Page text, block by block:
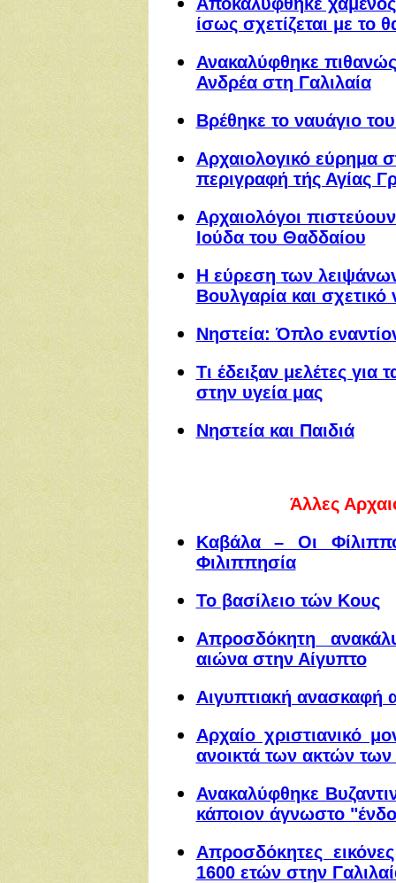
ίσως σχετίζεται με το
Ανακαλύφθηκε
Ανδρέα στη Γαλιλαία
Βρέθηκε το ναυάγιο
Αρχαιολογικό εύρημα
περιγραφή τής Αγίας
Aρχαιολόγοι
Ιούδα του Θαδδαίου
Η εύρεση των
Βουλγαρία και σχετικό
Νηστεία: Όπλο
Τι έδειξαν μελέτες για
στην υγεία μας
Νηστεία και Παιδιά
Άλλες
Καβάλα – Οι
Φιλιππησία
Το βασίλειο τών Κους
Απροσδόκητη
αιώνα στην Αίγυπτο
Αιγυπτιακή ανασκαφή
Αρχαίο χριστιανικό
ανοικτά των ακτών
Ανακαλύφθηκε
κάποιον άγνωστο
Απροσδόκητες
1600 ετών στην